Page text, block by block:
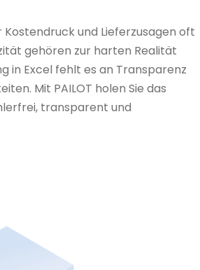
und Lieferzusagen oft
gehören zur harten Realität
in Excel fehlt es an Transparenz
Mit PAILOT holen Sie das
transparent und